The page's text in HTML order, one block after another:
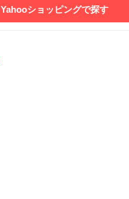
Yahooショッピングで探す